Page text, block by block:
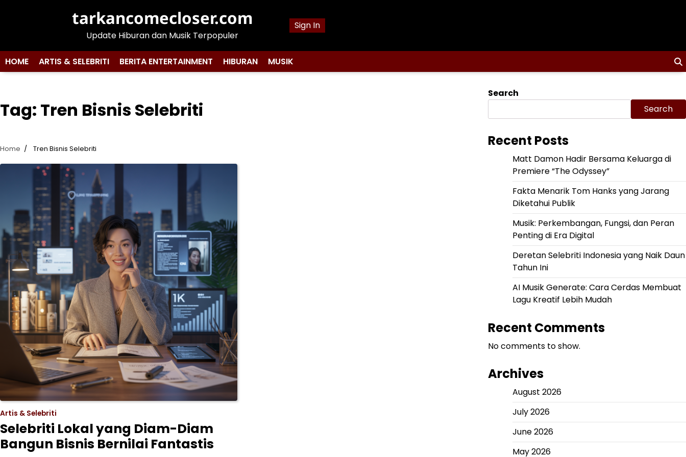
tarkancomecloser.com
Update Hiburan dan Musik Terpopuler
Sign In
HOME ARTIS & SELEBRITI BERITA ENTERTAINMENT HIBURAN MUSIK
Tag: Tren Bisnis Selebriti
Home Tren Bisnis Selebriti
Artis & Selebriti
Selebriti Lokal yang Diam-Diam
Bangun Bisnis Bernilai Fantastis
Search
Search
Recent Posts
Matt Damon Hadir Bersama Keluarga di
Premiere “The Odyssey”
Fakta Menarik Tom Hanks yang Jarang
Diketahui Publik
Musik: Perkembangan, Fungsi, dan Peran
Penting di Era Digital
Deretan Selebriti Indonesia yang Naik Daun
Tahun Ini
AI Musik Generate: Cara Cerdas Membuat
Lagu Kreatif Lebih Mudah
Recent Comments
No comments to show.
Archives
August 2026
July 2026
June 2026
May 2026